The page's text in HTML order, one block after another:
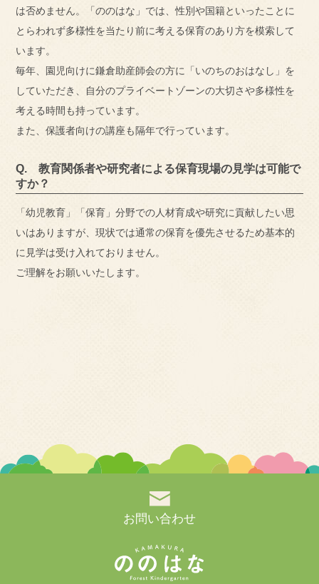
は否めません。「ののはな」では、性別や国籍といったことに
とらわれず多様性を当たり前に考える保育のあり方を模索して
います。
毎年、園児向けに鎌倉助産師会の方に「いのちのおはなし」を
していただき、自分のプライベートゾーンの大切さや多様性を
考える時間も持っています。
また、保護者向けの講座も隔年で行っています。
Q. 教育関係者や研究者による保育現場の見学は可能で
すか？
「幼児教育」「保育」分野での人材育成や研究に貢献したい思
いはありますが、現状では通常の保育を優先させるため基本的
に見学は受け入れておりません。
ご理解をお願いいたします。
お問い合わせ